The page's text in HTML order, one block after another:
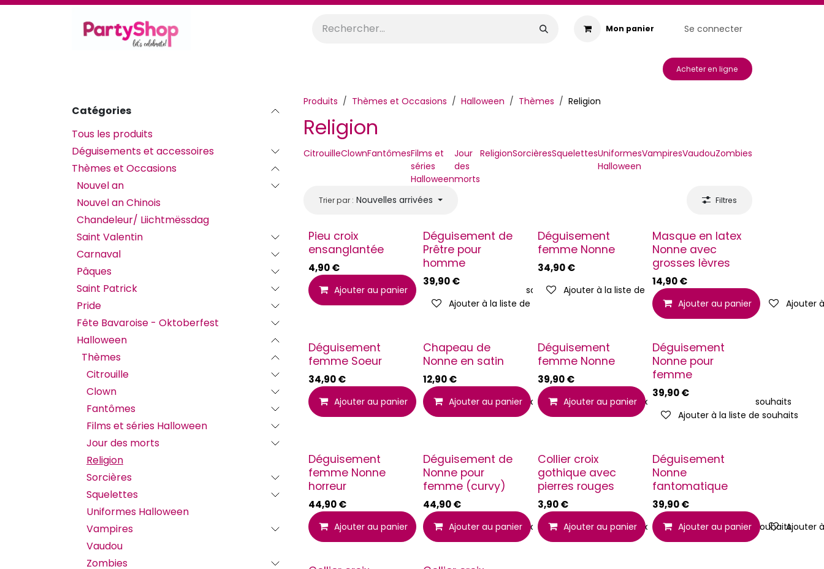
Se rendre au contenu
Mon panier Se connecter
Acheter en ligne
Catégories
Tous les produits
Déguisements et accessoires
Thèmes et Occasions
Nouvel an
Nouvel an Chinois
Chandeleur/ Liichtmëssdag
Saint Valentin
Carnaval
Pâques
Saint Patrick
Pride
Fête Bavaroise - Oktoberfest
Halloween
Thèmes
Citrouille
Clown
Fantômes
Films et séries Halloween
Jour des morts
Religion
Sorcières
Squelettes
Uniformes Halloween
Vampires
Vaudou
Zombies
Produits Thèmes et Occasions Halloween Thèmes Religion
Religion
CitrouilleClownFantômesFilms et
séries
Halloween
Jour
des
morts
ReligionSorcièresSquelettesUniformes
Halloween
VampiresVaudouZombies
Trier par : Nouvelles arrivées Filtres
Pieu croix
ensanglantée
4,90€
Ajouter au panier Ajouter à la liste de souhaits
Déguisement de
Prêtre pour
homme
39,90€
Ajouter à la liste de souhaits
Déguisement
femme Nonne
34,90€
Ajouter à la liste de souhaits
Masque en latex
Nonne avec
grosses lèvres
14,90€
Ajouter au panier Ajouter
Déguisement
femme Soeur
34,90€
Ajouter au panier Ajouter à la liste de souhaits
Chapeau de
Nonne en satin
12,90€
Ajouter au panier Ajouter à la liste de souhaits
Déguisement
femme Nonne
39,90€
Ajouter au panier Ajouter à la liste de souhaits
Déguisement
Nonne pour
femme
39,90€
Ajouter à la liste de souhaits
Déguisement
femme Nonne
horreur
44,90€
Ajouter au panier Ajouter à la liste de souhaits
Déguisement de
Nonne pour
femme (curvy)
44,90€
Ajouter au panier Ajouter à la liste de souhaits
Collier croix
gothique avec
pierres rouges
3,90€
Ajouter au panier Ajouter à la liste de souhaits
Déguisement
Nonne
fantomatique
39,90€
Ajouter au panier Ajouter